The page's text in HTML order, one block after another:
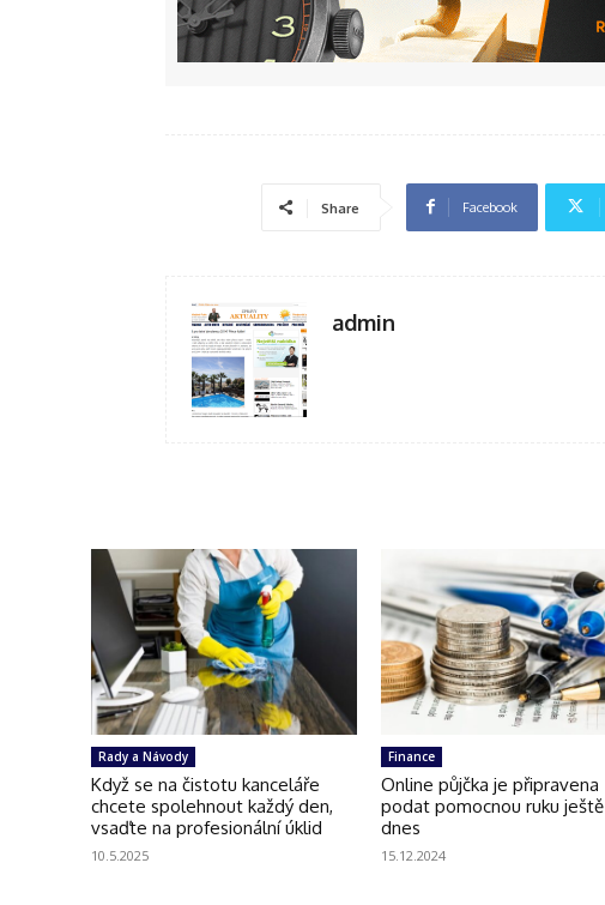
Share Facebook
admin
Rady a Návody
Když se na čistotu kanceláře
chcete spolehnout každý den,
vsaďte na profesionální úklid
10.5.2025
Finance
Online půjčka je připravena
podat pomocnou ruku ještě
dnes
15.12.2024